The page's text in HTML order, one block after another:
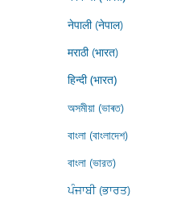
नेपाली (नेपाल)
मराठी (भारत)
हिन्दी (भारत)
অসমীয়া (ভাৰত)
বাংলা (বাংলাদেশ)
বাংলা (ভারত)
ਪੰਜਾਬੀ (ਭਾਰਤ)